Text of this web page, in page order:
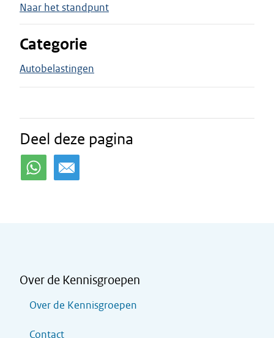
Naar het standpunt
Categorie
Autobelastingen
Deel deze pagina
Over de Kennisgroepen
Over de Kennisgroepen
Contact